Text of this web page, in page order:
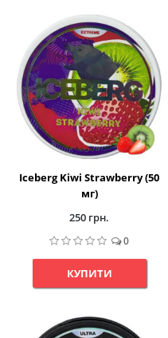
Iceberg Kiwi Strawberry (50
мг)
250 грн.
0
КУПИТИ